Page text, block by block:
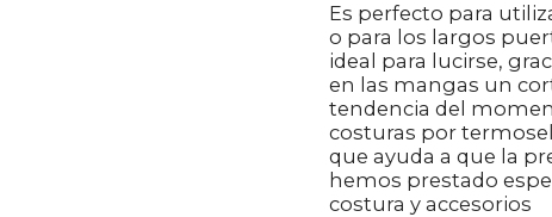
Es perfecto para
o para los largos
ideal para lucirse,
en las mangas un
tendencia del
costuras por
que ayuda a que la
hemos prestado
costura y accesorios